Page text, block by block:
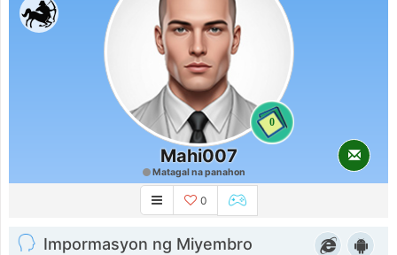
0
Mahi007
Matagal na panahon
0
Impormasyon ng Miyembro